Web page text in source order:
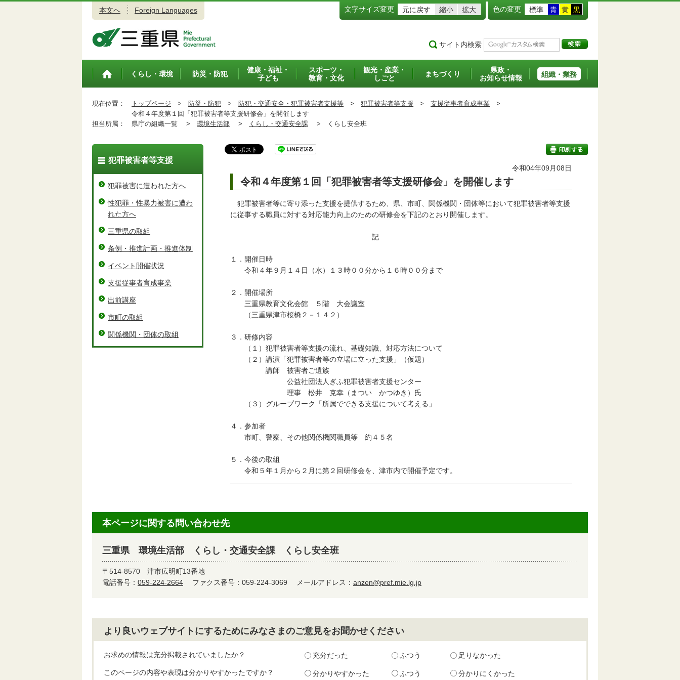
本文へ Foreign Languages 文字サイズ変更 元に戻す 縮小 拡大 色の変更 標準 青 黄 黒
サイト内検索
トップペ
くらし・環境 防災・防犯
健康・福祉・
子ども
スポーツ・
教育・文化
観光・産業・
しごと
まちづくり
県政・
お知らせ情報
組織・業務
現在位置： トップページ > 防災・防犯 > 防犯・交通安全・犯罪被害者支援等 > 犯罪被害者等支援 > 支援従事者育成事業 >
令和４年度第１回「犯罪被害者等支援研修会」を開催します
担当所属：
県庁の組織一覧 > 環境生活部 > くらし・交通安全課 > くらし安全班
印刷する
令和04年09月08日
令和４年度第１回「犯罪被害者等支援研修会」を開催します
犯罪被害者等に寄り添った支援を提供するため、県、市町、関係機関・団体等において犯罪被害者等支援
に従事する職員に対する対応能力向上のための研修会を下記のとおり開催します。
記
１．開催日時
令和４年９月１４日（水）１３時００分から１６時００分まで
２．開催場所
三重県教育文化会館 ５階 大会議室
（三重県津市桜橋２－１４２）
３．研修内容
（１）犯罪被害者等支援の流れ、基礎知識、対応方法について
（２）講演「犯罪被害者等の立場に立った支援」（仮題）
講師 被害者ご遺族
公益社団法人ぎふ犯罪被害者支援センター
理事 松井 克幸（まつい かつゆき）氏
（３）グループワーク「所属でできる支援について考える」
４．参加者
市町、警察、その他関係機関職員等 約４５名
５．今後の取組
令和５年１月から２月に第２回研修会を、津市内で開催予定です。
犯罪被害者等支援
犯罪被害に遭われた方へ
性犯罪・性暴力被害に遭わ
れた方へ
三重県の取組
条例・推進計画・推進体制
イベント開催状況
支援従事者育成事業
出前講座
市町の取組
関係機関・団体の取組
本ページに関する問い合わせ先
三重県 環境生活部 くらし・交通安全課 くらし安全班
〒514-8570 津市広明町13番地
電話番号： 059-224-2664 ファクス番号：059-224-3069 メールアドレス： anzen@pref.mie.lg.jp
より良いウェブサイトにするためにみなさまのご意見をお聞かせください
お求めの情報は充分掲載されていましたか？ 充分だった ふつう 足りなかった
このページの内容や表現は分かりやすかったですか？ 分かりやすかった ふつう 分かりにくかった